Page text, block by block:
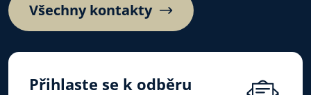
Všechny kontakty
Přihlaste se k odběru